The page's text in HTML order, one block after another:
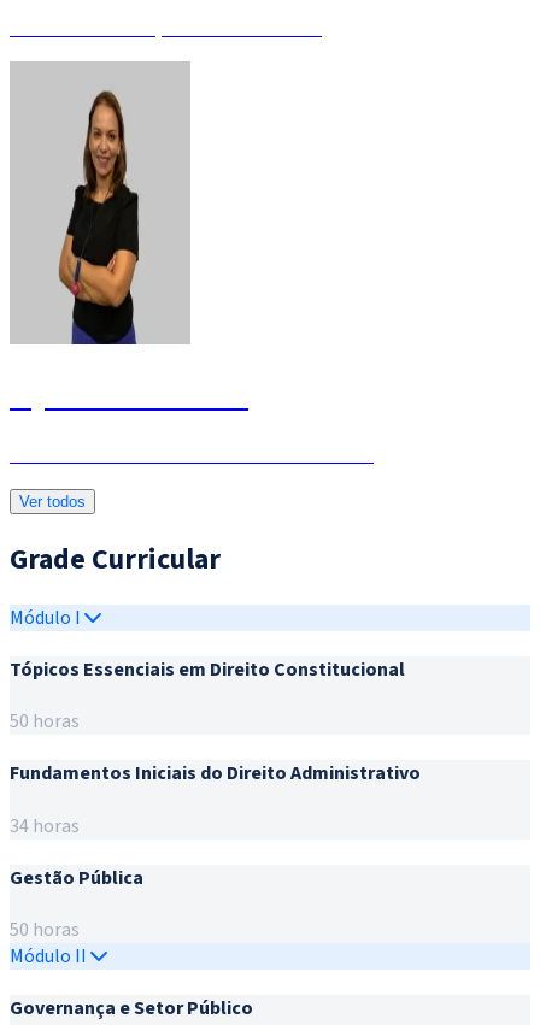
Ver todos
Grade Curricular
Módulo I
Tópicos Essenciais em Direito Constitucional
50 horas
Fundamentos Iniciais do Direito Administrativo
34 horas
Gestão Pública
50 horas
Módulo II
Governança e Setor Público